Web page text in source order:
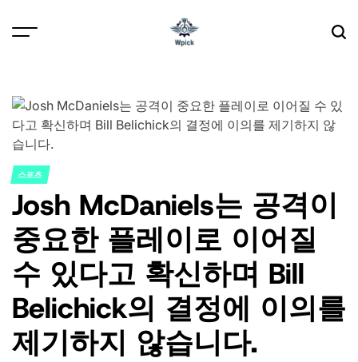
POSTED
IN
스포츠
Josh McDaniels는 공격이
중요한 플레이로 이어질
수 있다고 확신하며 Bill
Belichick의 결정에 이의를
제기하지 않습니다.